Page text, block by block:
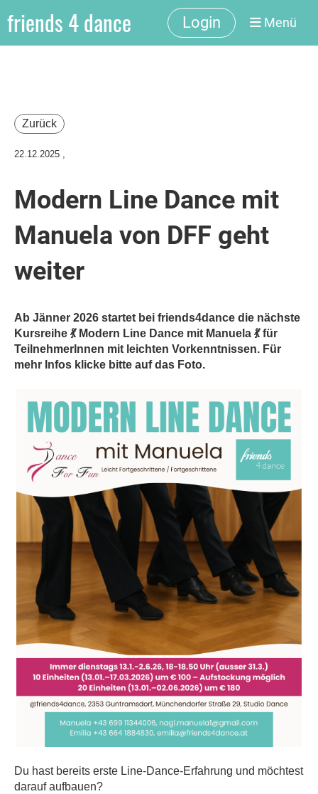
friends 4 dance Login Menü
Zurück
22.12.2025 ,
Modern Line Dance mit
Manuela von DFF geht
weiter
Ab Jänner 2026 startet bei friends4dance die nächste
Kursreihe 💃 Modern Line Dance mit Manuela 💃 für
TeilnehmerInnen mit leichten Vorkenntnissen. Für
mehr Infos klicke bitte auf das Foto.
Du hast bereits erste Line-Dance-Erfahrung und möchtest
darauf aufbauen?